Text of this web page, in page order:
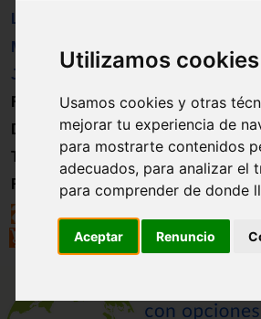
Utilizamos cookies
Usamos cookies y otras
mejorar tu experiencia de
para mostrarte contenidos
adecuados, para analizar el
para comprender de donde
Aceptar Renuncio
Libros
Material
Juguetes
Formación
Directorio
Trabajo
Registro